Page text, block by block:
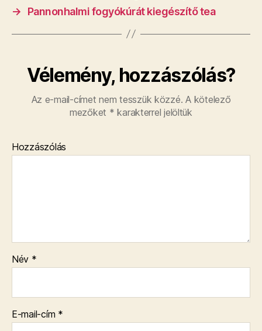
→
Pannonhalmi fogyókúrát kiegészítő tea
Vélemény, hozzászólás?
Az e-mail-címet nem tesszük közzé. A kötelező
mezőket * karakterrel jelöltük
Hozzászólás
Név *
E-mail-cím *